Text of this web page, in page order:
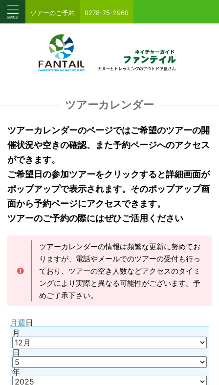
ツアーのご予約 0278-75-2960
ツアーカレンダー
ツアーカレンダーのページではご希望のツアーの開
催状況や空きの確認、また予約ページへのアクセス
ができます。
ご希望日の参加ツアーをクリックすると詳細画面が
ポップアップで表示されます。そのポップアップ画
面から予約ページにアクセスできます。
ツアーのご予約の際にはぜひご活用ください
ツアーカレンダーの情報は頻繁な更新に努めてお
りますが、電話やメールでのツアーの受付も行っ
ており、ツアーの空き人数などアクセスのタイミ
ングにより実際と異なる可能性がございます。予
めご了承下さい。
月週 日
月
日
年